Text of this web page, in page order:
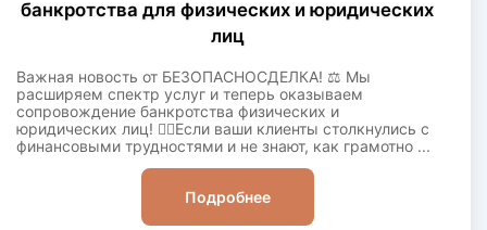
банкротства для физических и юридических
лиц
Важная новость от БЕЗОПАСНОСДЕЛКА! ⚖️ Мы
расширяем спектр услуг и теперь оказываем
сопровождение банкротства физических и
юридических лиц! ⛓️‍💥Если ваши клиенты столкнулись с
финансовыми трудностями и не знают, как грамотно ...
Подробнее